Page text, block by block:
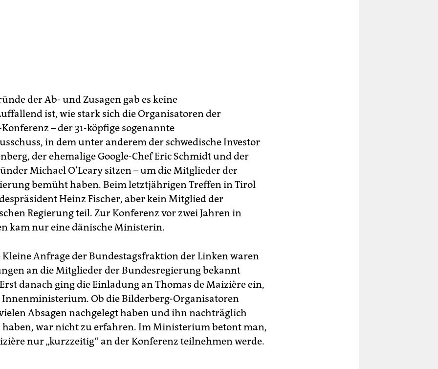
der Ab- und Zusagen gab es keine
ist, wie stark sich die Organisatoren der
– der 31-köpfige sogenannte
in dem unter anderem der schwedische Investor
der ehemalige Google-Chef Eric Schmidt und der
Michael O’Leary sitzen – um die Mitglieder der
bemüht haben. Beim letztjährigen Treffen in Tirol
Heinz Fischer, aber kein Mitglied der
Regierung teil. Zur Konferenz vor zwei Jahren in
kam nur eine dänische Ministerin.
Anfrage der Bundestagsfraktion der Linken waren
an die Mitglieder der Bundesregierung bekannt
danach ging die Einladung an Thomas de Maizière ein,
Innenministerium. Ob die Bilderberg-Organisatoren
Absagen nachgelegt haben und ihn nachträglich
haben, war nicht zu erfahren. Im Ministerium betont man,
nur „kurzzeitig“ an der Konferenz teilnehmen werde.